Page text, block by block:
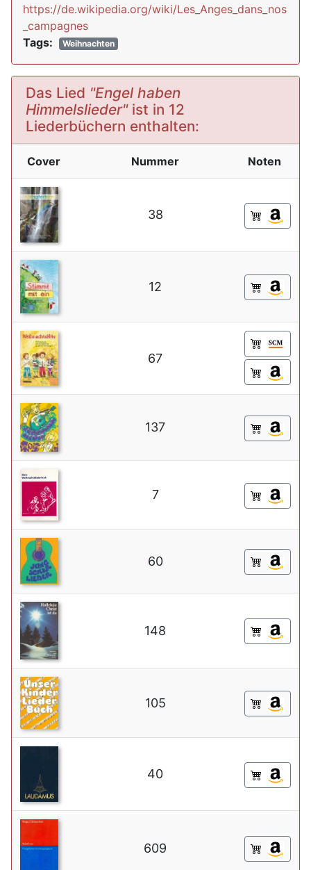
https://de.wikipedia.org/wiki/Les_Anges_dans_nos
_campagnes
Tags:
Weihnachten
Das Lied "Engel haben
Himmelslieder"ist in 12
Liederbüchern enthalten:
Cover Nummer Noten
38
12
67
137
7
60
148
105
40
609